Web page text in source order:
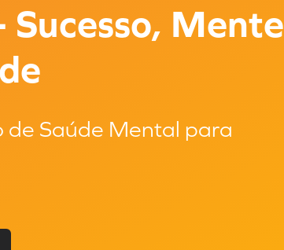
Sucesso, Mente
de Saúde Mental para